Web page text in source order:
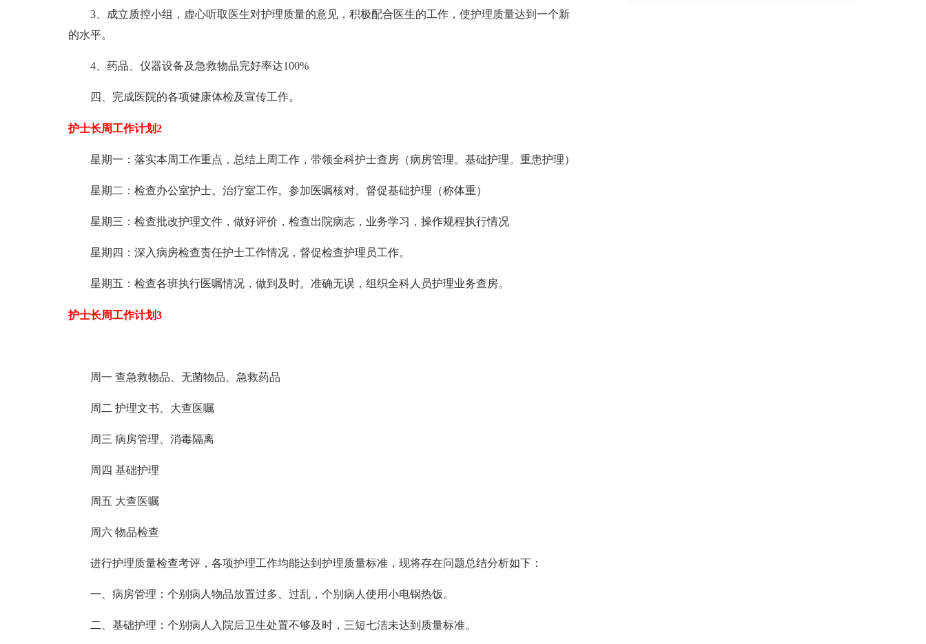
3、成立质控小组，虚心听取医生对护理质量的意见，积极配合医生的工作，使护理质量达到一个新
的水平。
4、药品、仪器设备及急救物品完好率达100%
四、完成医院的各项健康体检及宣传工作。
护士长周工作计划2
星期一：落实本周工作重点，总结上周工作，带领全科护士查房（病房管理。基础护理。重患护理）
星期二：检查办公室护士。治疗室工作。参加医嘱核对。督促基础护理（称体重）
星期三：检查批改护理文件，做好评价，检查出院病志，业务学习，操作规程执行情况
星期四：深入病房检查责任护士工作情况，督促检查护理员工作。
星期五：检查各班执行医嘱情况，做到及时。准确无误，组织全科人员护理业务查房。
护士长周工作计划3
周一 查急救物品、无菌物品、急救药品
周二 护理文书、大查医嘱
周三 病房管理、消毒隔离
周四 基础护理
周五 大查医嘱
周六 物品检查
进行护理质量检查考评，各项护理工作均能达到护理质量标准，现将存在问题总结分析如下：
一、病房管理：个别病人物品放置过多、过乱，个别病人使用小电锅热饭。
二、基础护理：个别病人入院后卫生处置不够及时，三短七洁未达到质量标准。